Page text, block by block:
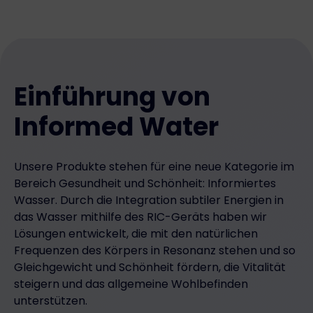
Einführung von
Informed Water
Unsere Produkte stehen für eine neue Kategorie im
Bereich Gesundheit und Schönheit: Informiertes
Wasser. Durch die Integration subtiler Energien in
das Wasser mithilfe des RIC-Geräts haben wir
Lösungen entwickelt, die mit den natürlichen
Frequenzen des Körpers in Resonanz stehen und so
Gleichgewicht und Schönheit fördern, die Vitalität
steigern und das allgemeine Wohlbefinden
unterstützen.